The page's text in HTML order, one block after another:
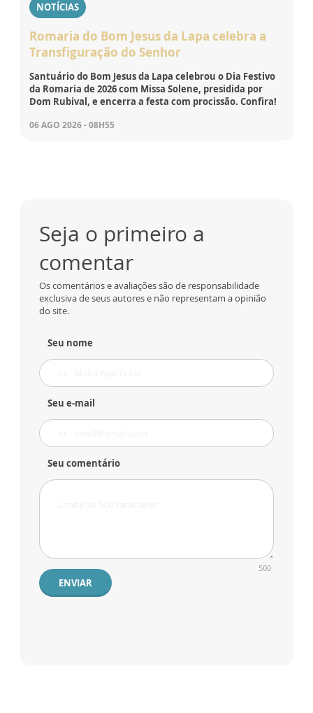
NOTÍCIAS
Romaria do Bom Jesus da Lapa celebra a
Transfiguração do Senhor
Santuário do Bom Jesus da Lapa celebrou o Dia Festivo
da Romaria de 2026 com Missa Solene, presidida por
Dom Rubival, e encerra a festa com procissão. Confira!
06 AGO 2026 - 08H55
Seja o primeiro a
comentar
Os comentários e avaliações são de responsabilidade
exclusiva de seus autores e não representam a opinião
do site.
Seu nome
Seu e-mail
Seu comentário
500
ENVIAR